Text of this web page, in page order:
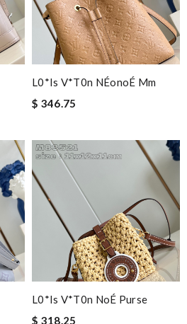
L0*is V*t0n NÉonoÉ Mm
$ 346.75
L0*is V*t0n NoÉ Purse
$ 318.25